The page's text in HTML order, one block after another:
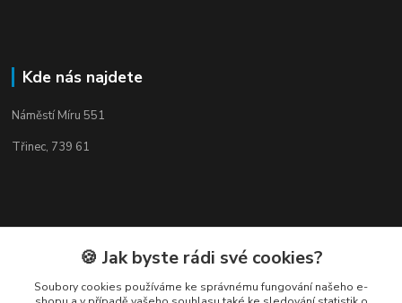
Kde nás najdete
Náměstí Míru 551
Třinec, 739 61
🍪 Jak byste rádi své cookies?
Soubory cookies používáme ke správnému fungování našeho e-